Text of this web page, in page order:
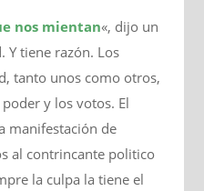
nos mientan«, dijo un
Y tiene razón. Los
tanto unos como otros,
y los votos. El
manifestación de
al contrincante politico
la culpa la tiene el